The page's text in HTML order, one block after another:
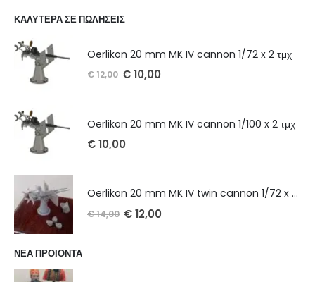
ΚΑΛΥΤΕΡΑ ΣΕ ΠΩΛΗΣΕΙΣ
Oerlikon 20 mm MK IV cannon 1/72 x 2 τμχ
€12,00 €10,00
Oerlikon 20 mm MK IV cannon 1/100 x 2 τμχ
€10,00
Oerlikon 20 mm MK IV twin cannon 1/72 x 2 τμχ
€14,00 €12,00
ΝΕΑ ΠΡΟΙΟΝΤΑ